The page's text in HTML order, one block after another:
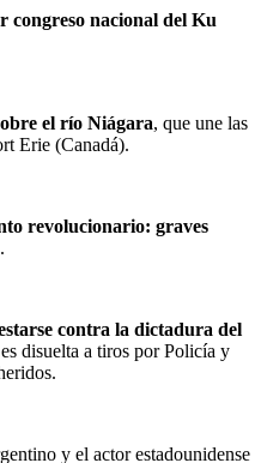
congreso nacional del Ku
el río Niágara, que une las
Erie (Canadá).
revolucionario: graves
contra la dictadura del
es disuelta a tiros por Policía y
y el actor estadounidense